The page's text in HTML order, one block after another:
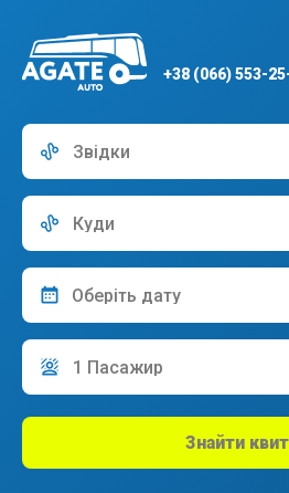
+38 (066) 553-
Звідки
Куди
1 Пасажир
Знайти